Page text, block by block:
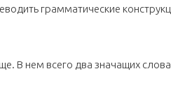
грамматические
В нем всего два значащих